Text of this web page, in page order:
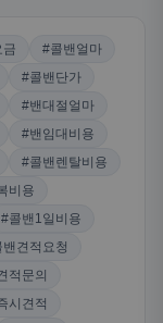
금
#콜밴얼마
#콜밴단가
#밴대절얼마
#밴임대비용
#콜밴렌탈비용
비용
#콜밴1일비용
밴견적요청
적문의
시견적